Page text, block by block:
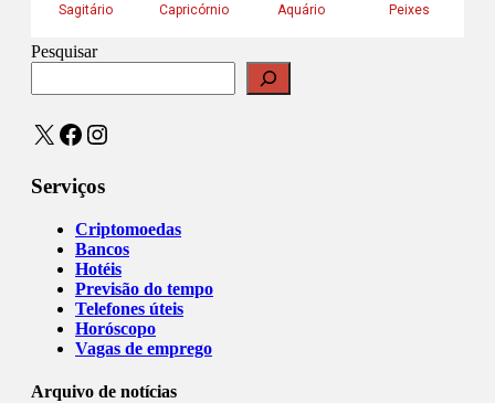
Pesquisar
X Facebook
Instagram
Serviços
Criptomoedas
Bancos
Hotéis
Previsão do tempo
Telefones úteis
Horóscopo
Vagas de emprego
Arquivo de notícias